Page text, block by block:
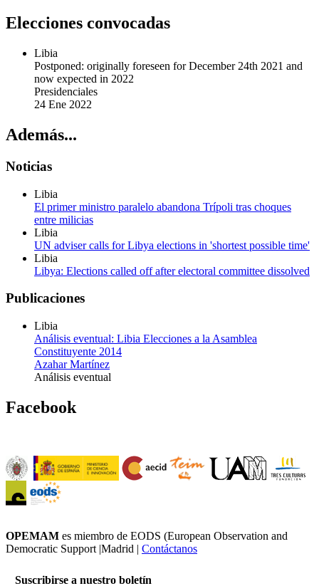
Elecciones convocadas
Libia
Postponed: originally foreseen for December 24th 2021 and
now expected in 2022
Presidenciales
24 Ene 2022
Además...
Noticias
Libia
El primer ministro paralelo abandona Trípoli tras choques
entre milicias
Libia
UN adviser calls for Libya elections in 'shortest possible time'
Libia
Libya: Elections called off after electoral committee dissolved
Publicaciones
Libia
Análisis eventual: Libia Elecciones a la Asamblea
Constituyente 2014
Azahar Martínez
Análisis eventual
Facebook
OPEMAM es miembro de EODS (European Observation and
Democratic Support |Madrid | Contáctanos
Suscribirse a nuestro boletín